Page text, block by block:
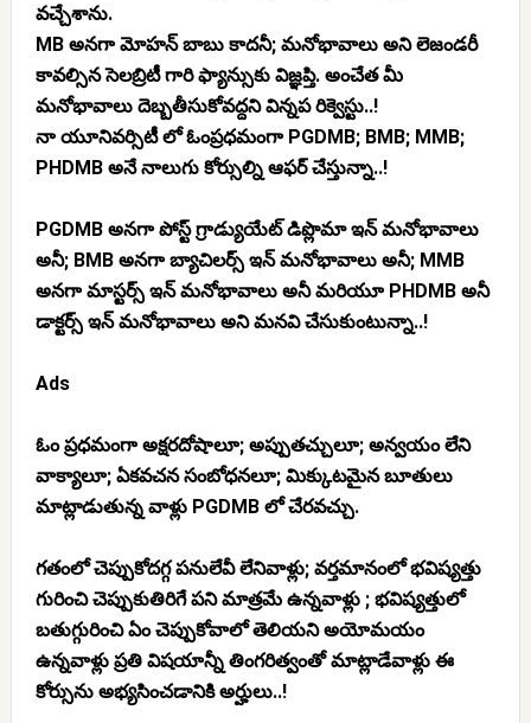
వచ్చేశాను.
MB అనగా మోహన్ బాబు కాదనీ; మనోభావాలు అని లెజండరీ
కావల్సిన సెలబ్రిటీ గారి ఫ్యాన్సుకు విజ్ఞప్తి. అంచేత మీ
మనోభావాలు దెబ్బతీసుకోవద్దని విన్నప రిక్వెస్టు..!
నా యూనివర్సిటీ లో ఓంప్రధమంగా PGDMB; BMB; MMB;
PHDMB అనే నాలుగు కోర్సుల్ని ఆఫర్ చేస్తున్నా..!
PGDMB అనగా పోస్ట్ గ్రాడ్యుయేట్ డిప్లొమా ఇన్ మనోభావాలు
అనీ; BMB అనగా బ్యాచిలర్స్ ఇన్ మనోభావాలు అనీ; MMB
అనగా మాస్టర్స్ ఇన్ మనోభావాలు అనీ మరియూ PHDMB అనీ
డాక్టర్స్ ఇన్ మనోభావాలు అని మనవి చేసుకుంటున్నా..!
Ads
ఓం ప్రధమంగా అక్షరదోషాలూ; అప్పుతచ్చులూ; అన్వయం లేని
వాక్యాలూ; ఏకవచన సంబోధనలూ; మిక్కుటమైన బూతులు
మాట్లాడుతున్న వాళ్లు PGDMB లో చేరవచ్చు.
గతంలో చెప్పుకోదగ్గ పనులేవీ లేనివాళ్లు; వర్తమానంలో భవిష్యత్తు
గురించి చెప్పుకుతిరిగే పని మాత్రమే ఉన్నవాళ్లు ; భవిష్యత్తులో
బతుగ్గురించి ఏం చెప్పుకోవాలో తెలియని అయోమయం
ఉన్నవాళ్లు ప్రతి విషయాన్నీ తింగరిత్వంతో మాట్లాడేవాళ్లు ఈ
కోర్సును అభ్యసించడానికి అర్హులు..!